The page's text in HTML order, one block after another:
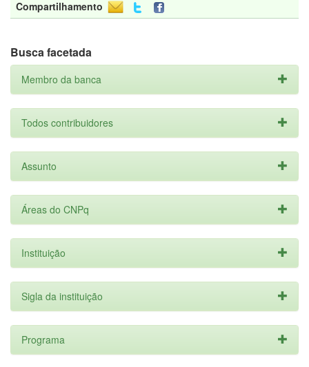
Compartilhamento
Busca facetada
Membro da banca
Todos contribuidores
Assunto
Áreas do CNPq
Instituição
Sigla da instituição
Programa